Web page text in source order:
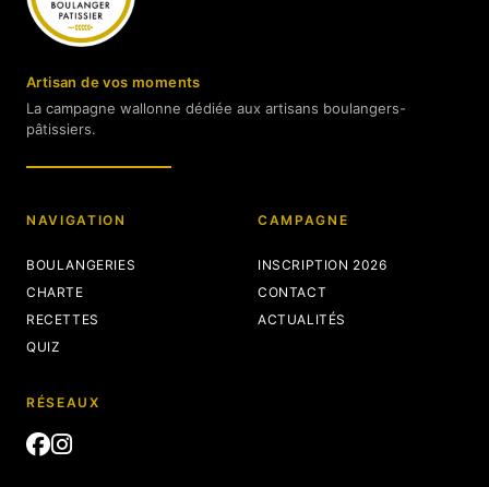
Artisan de vos moments
La campagne wallonne dédiée aux artisans boulangers-
pâtissiers.
NAVIGATION
BOULANGERIES
CHARTE
RECETTES
QUIZ
CAMPAGNE
INSCRIPTION 2026
CONTACT
ACTUALITÉS
RÉSEAUX